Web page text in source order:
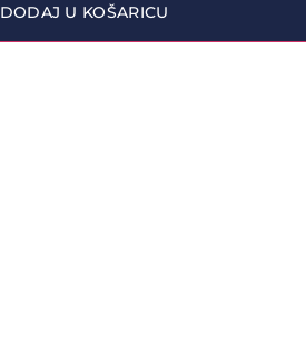
DODAJ U KOŠARICU